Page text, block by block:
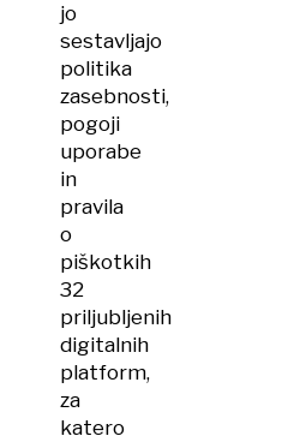
jo
sestavljajo
politika
zasebnosti,
pogoji
uporabe
in
pravila
o
piškotkih
32
priljubljenih
digitalnih
platform,
za
katero